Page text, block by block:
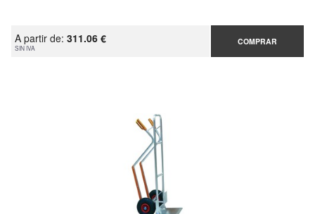
A partir de: 311.06 €
SIN IVA
COMPRAR